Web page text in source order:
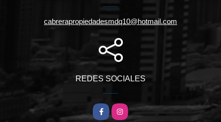
cabrerapropiedadesmdq10@hotmail.com
REDES SOCIALES
FacebookInstagram